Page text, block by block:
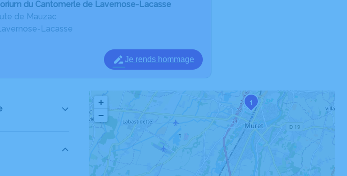
du Cantomerle de Lavernose-Lacasse
de Mauzac
Lacasse
Je rends hommage
1
+
−